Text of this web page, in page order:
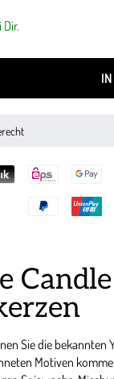
Sie die bekannten
Motiven